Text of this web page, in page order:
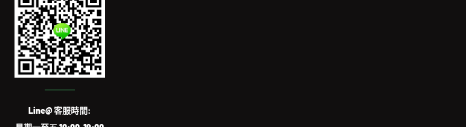
Line@ 客服時間: